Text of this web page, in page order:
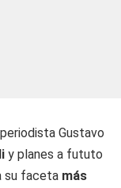
Gustavo
y planes a fututo
su faceta más